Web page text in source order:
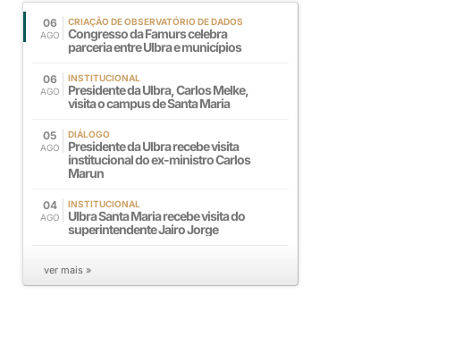
06
AGO
CRIAÇÃO DE OBSERVATÓRIO DE DADOS
Congresso da Famurs celebra
parceria entre Ulbra e municípios
06
AGO
INSTITUCIONAL
Presidente da Ulbra, Carlos Melke,
visita o campus de Santa Maria
05
AGO
DIÁLOGO
Presidente da Ulbra recebe visita
institucional do ex-ministro Carlos
Marun
04
AGO
INSTITUCIONAL
Ulbra Santa Maria recebe visita do
superintendente Jairo Jorge
ver mais »